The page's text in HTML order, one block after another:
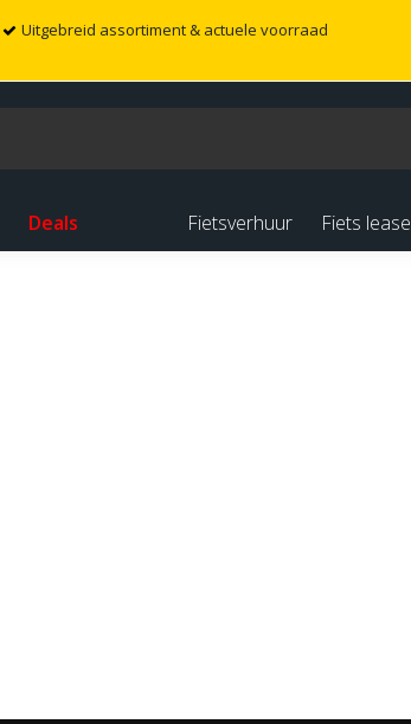
Uitgebreid assortiment & actuele voorraad
Deals Fietsverhuur Fiets lease